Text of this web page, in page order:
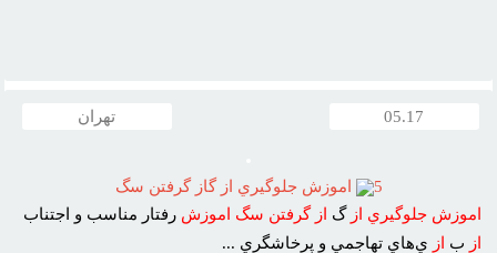
05.17 تهران
5
اموزش جلوگيري از گاز گرفتن سگ
اموزش جلوگيري از گ از گرفتن سگ اموزش رفتار مناسب و اجتناب
از ب از ي‌هاي تهاجمي و پرخاشگري ...